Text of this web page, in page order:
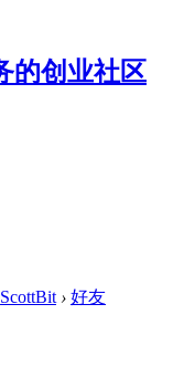
ScottBit › 好友